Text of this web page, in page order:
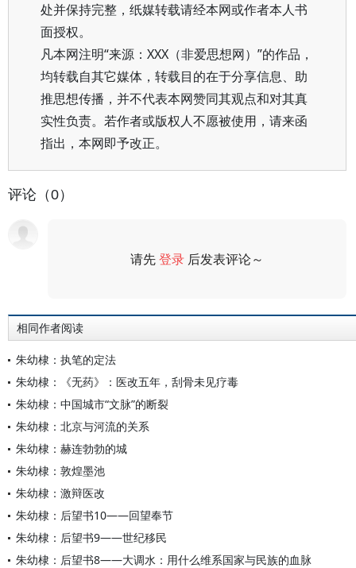
处并保持完整，纸媒转载请经本网或作者本人书
面授权。
凡本网注明“来源：XXX（非爱思想网）”的作品，
均转载自其它媒体，转载目的在于分享信息、助
推思想传播，并不代表本网赞同其观点和对其真
实性负责。若作者或版权人不愿被使用，请来函
指出，本网即予改正。
评论（0）
请先登录 后发表评论～
相同作者阅读
朱幼棣：执笔的定法
朱幼棣：《无药》：医改五年，刮骨未见疗毒
朱幼棣：中国城市“文脉”的断裂
朱幼棣：北京与河流的关系
朱幼棣：赫连勃勃的城
朱幼棣：敦煌墨池
朱幼棣：激辩医改
朱幼棣：后望书10——回望奉节
朱幼棣：后望书9——世纪移民
朱幼棣：后望书8——大调水：用什么维系国家与民族的血脉